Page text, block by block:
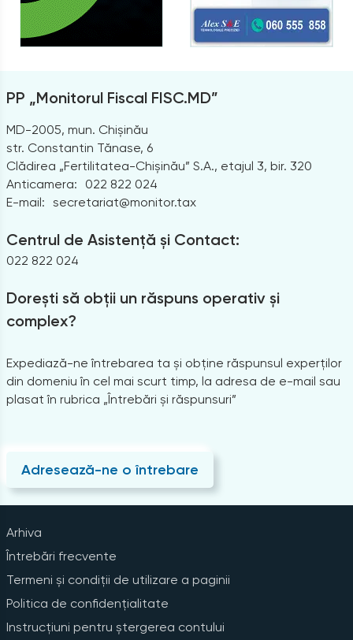
PP „Monitorul Fiscal FISC.MD”
MD-2005, mun. Chișinău
str. Constantin Tănase, 6
Clădirea „Fertilitatea-Chișinău” S.A., etajul 3, bir. 320
Anticamera:
022 822 024
E-mail: secretariat@monitor.tax
Centrul de Asistență și Contact:
022 822 024
Dorești să obții un răspuns operativ și
complex?
Expediază-ne întrebarea ta și obține răspunsul experților
din domeniu în cel mai scurt timp, la adresa de e-mail sau
plasat în rubrica „Întrebări și răspunsuri”
Adresează-ne o întrebare
Arhiva
Întrebări frecvente
Termeni și condiții de utilizare a paginii
Politica de confidențialitate
Instrucțiuni pentru ștergerea contului